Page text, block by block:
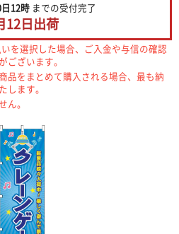
12時 までの受付完了
12日出荷
を選択した場合、ご入金や与信の確認
ございます。
品をまとめて購入される場合、最も納
ます。
。